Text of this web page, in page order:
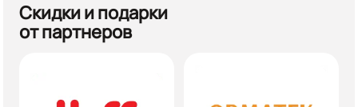
Скидки и подарки
от партнеров